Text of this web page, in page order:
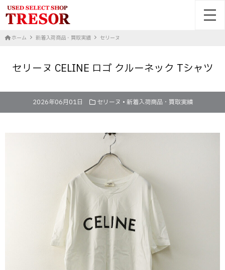
ホーム 新着入荷商品・買取実績 セリーヌ
セリーヌ CELINE ロゴ クルーネック Tシャツ
2026年06月01日 セリーヌ • 新着入荷商品・買取実績